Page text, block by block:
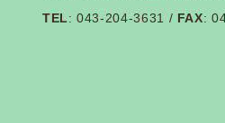
TEL: 043-204-3631 / FAX: